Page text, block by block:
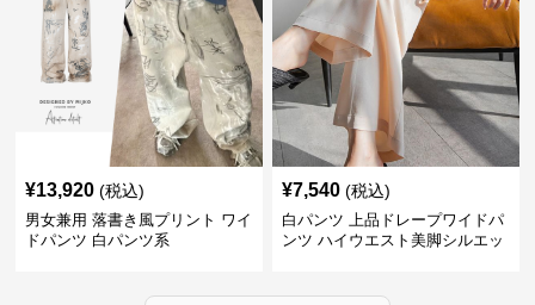
¥13,920 (税込)
男女兼用 落書き風プリント ワイ
ドパンツ 白パンツ系
¥7,540 (税込)
白パンツ 上品ドレープワイドパ
ンツ ハイウエスト美脚シルエッ